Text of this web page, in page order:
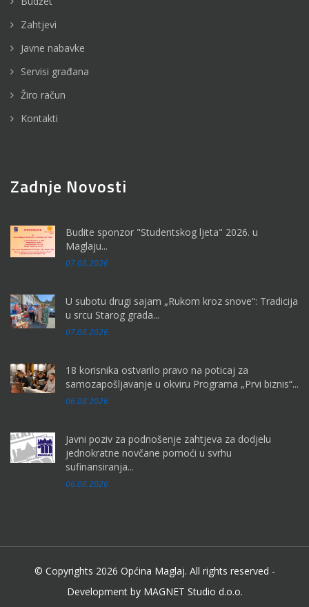
Zahtjevi
Javne nabavke
Servisi građana
Žiro račun
Kontakti
Zadnje Novosti
Budite sponzor "Studentskog ljeta" 2026. u
Maglaju...
07.08.2026
U subotu drugi sajam „Rukom kroz snove“: Tradicija
u srcu Starog grada...
07.08.2026
18 korisnika ostvarilo pravo na poticaj za
samozapošljavanje u okviru Programa „Prvi biznis“...
06.08.2026
Javni poziv za podnošenje zahtjeva za dodjelu
jednokratne novčane pomoći u svrhu
sufinansiranja...
06.08.2026
© Copyrights 2026 Općina Maglaj. All rights reserved -
Development by MAGNET Studio d.o.o.